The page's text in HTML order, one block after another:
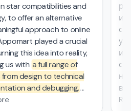
star compatibilities and
to offer an alternative
approach to online
played a crucial
this idea into reality,
us witha full range of
design to technical
and debugging.
the complex
их